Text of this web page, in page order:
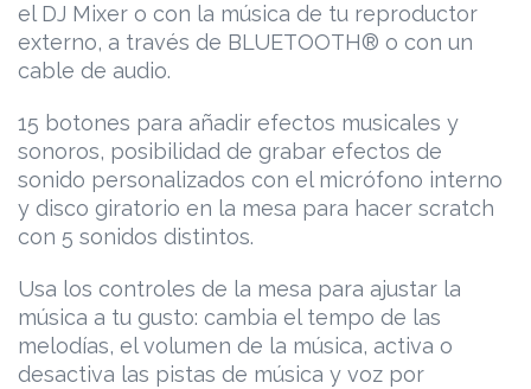
el DJ Mixer o con la música de tu reproductor
externo, a través de BLUETOOTH® o con un
cable de audio.
15 botones para añadir efectos musicales y
sonoros, posibilidad de grabar efectos de
sonido personalizados con el micrófono interno
y disco giratorio en la mesa para hacer scratch
con 5 sonidos distintos.
Usa los controles de la mesa para ajustar la
música a tu gusto: cambia el tempo de las
melodías, el volumen de la música, activa o
desactiva las pistas de música y voz por